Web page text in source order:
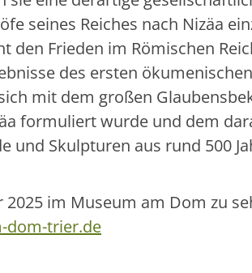
seines Reiches nach Nizäa
Frieden im Römischen
des ersten
mit dem großen
formuliert wurde und dem
und Skulpturen aus rund 500
im Museum am Dom zu
dom-trier.de